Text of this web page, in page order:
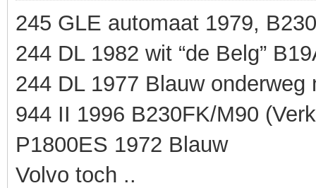
245 GLE automaat 1979,
244 DL 1982 wit “de Belg”
244 DL 1977 Blauw
944 II 1996 B230FK/M90
P1800ES 1972 Blauw
Volvo toch ..